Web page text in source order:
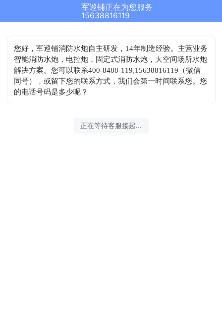
军巡铺正在为您服务
15638816119
您好，军巡铺消防水炮自主研发，14年制造经验。主营业务
智能消防水炮，电控炮，固定式消防水炮，大空间场所水炮
解决方案。您可以联系400-8488-119,15638816119（微信
同号），或留下您的联系方式，我们会第一时间联系您。您
的电话号码是多少呢？
正在等待客服接起...